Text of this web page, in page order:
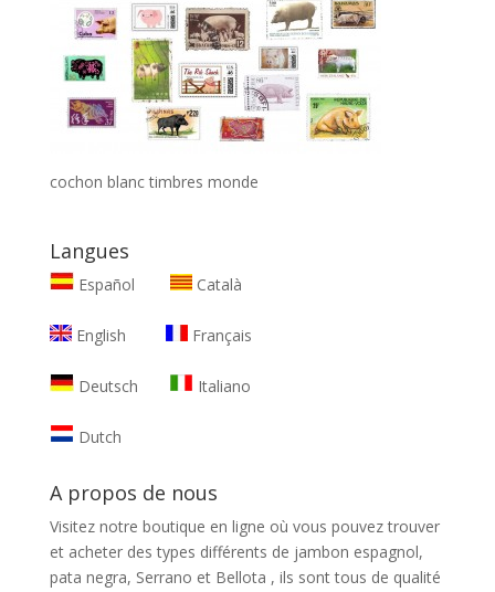
cochon blanc timbres monde
Langues
Español Català
English Français
Deutsch Italiano
Dutch
A propos de nous
Visitez notre boutique en ligne où vous pouvez trouver
et acheter des types différents de jambon espagnol,
pata negra, Serrano et Bellota , ils sont tous de qualité